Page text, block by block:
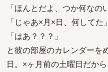
「ほんとだよ、つか何なの
「じゃあ×月×日、何してた」
「はあ？？？」
と彼の部屋のカレンダーを
日。×ヶ月前の土曜日だから